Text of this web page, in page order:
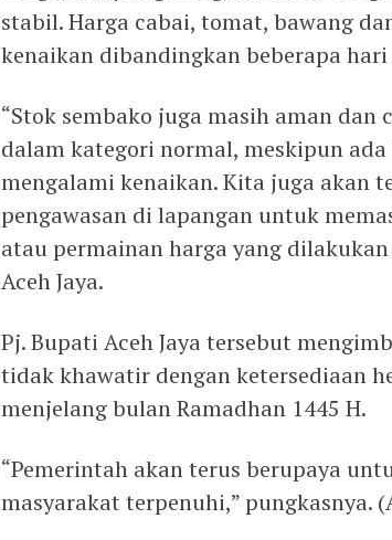
stabil. Harga cabai, tomat, bawang
kenaikan dibandingkan beberapa hari
“Stok sembako juga masih aman
dalam kategori normal, meskipun
mengalami kenaikan. Kita juga akan
pengawasan di lapangan untuk
atau permainan harga yang
Aceh Jaya.
Pj. Bupati Aceh Jaya tersebut
tidak khawatir dengan ketersediaan
menjelang bulan Ramadhan 1445 H.
“Pemerintah akan terus berupaya
masyarakat terpenuhi,” pungkasnya.